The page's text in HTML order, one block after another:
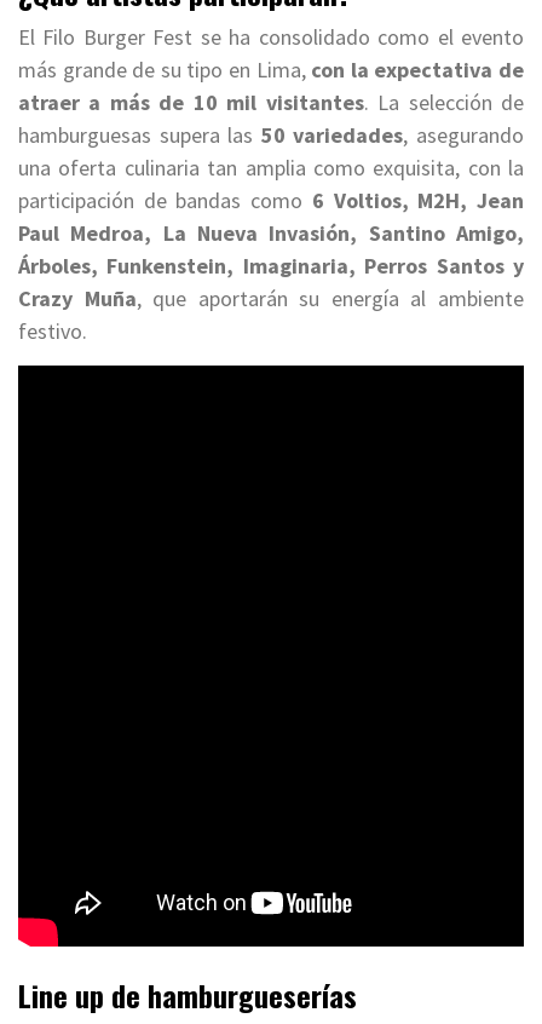
El Filo Burger Fest se ha consolidado como el evento
más grande de su tipo en Lima, con la expectativa de
atraer a más de 10 mil visitantes. La selección de
hamburguesas supera las 50 variedades, asegurando
una oferta culinaria tan amplia como exquisita, con la
participación de bandas como 6 Voltios, M2H, Jean
Paul Medroa, La Nueva Invasión, Santino Amigo,
Árboles, Funkenstein, Imaginaria, Perros Santos y
Crazy Muña, que aportarán su energía al ambiente
festivo.
Line up de hamburgueserías